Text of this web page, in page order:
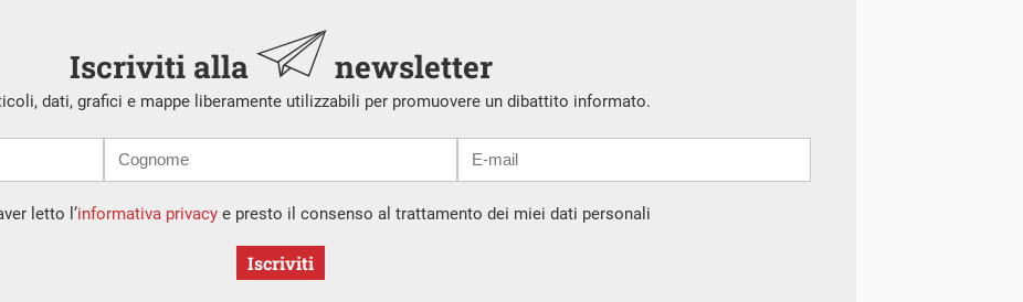
Iscriviti alla newsletter
dati, grafici e mappe liberamente utilizzabili per promuovere un dibattito informato.
letto l’informativa privacye presto il consenso al trattamento dei miei dati personali
Iscriviti